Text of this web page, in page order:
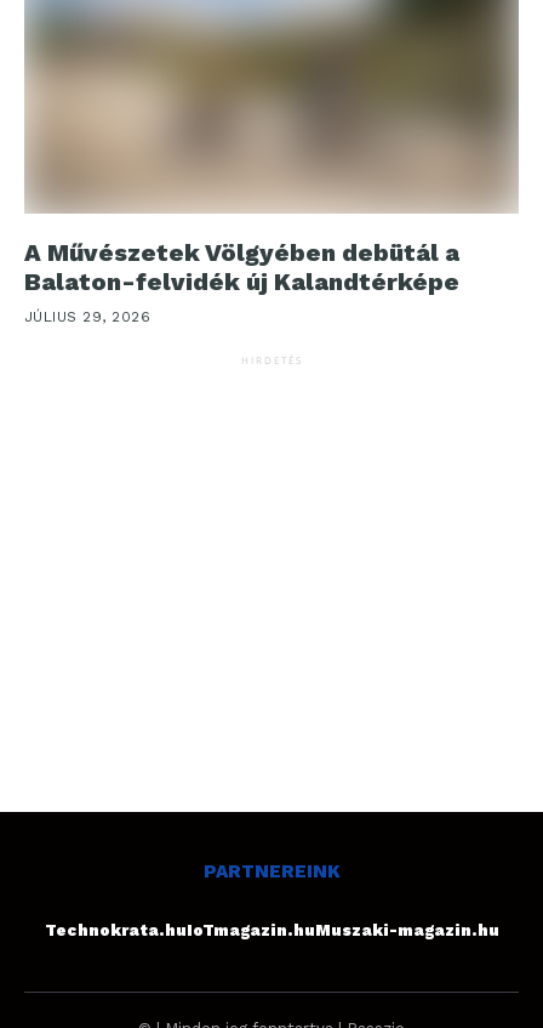
A Művészetek Völgyében debütál a
Balaton-felvidék új Kalandtérképe
JÚLIUS 29, 2026
HIRDETÉS
PARTNEREINK
Technokrata.huIoTmagazin.huMuszaki-magazin.hu